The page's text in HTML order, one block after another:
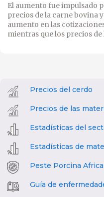
El aumento fue impulsado
precios de la carne bovina
aumento en las
mientras que los precios
Precios del cerdo
Precios de las
Estadísticas del
Estadísticas de
Peste Porcina
Guía de